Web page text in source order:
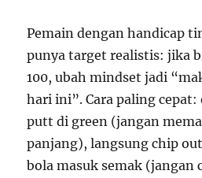
Pemain dengan handicap
punya target realistis: jika
100, ubah mindset jadi
hari ini”. Cara paling
putt di green (jangan
panjang), langsung chip
bola masuk semak (jangan